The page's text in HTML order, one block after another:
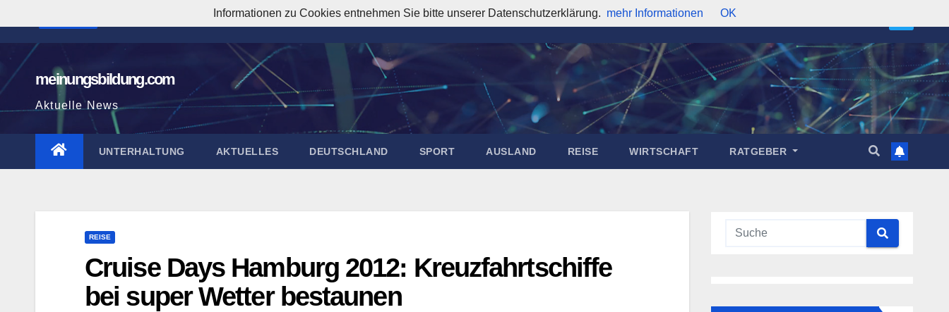
Inhalt
springen
meinungsbildung.com
Aktuelle News
UNTERHALTUNG AKTUELLES DEUTSCHLAND SPORT AUSLAND REISE WIRTSCHAFT RATGEBER
REISE
Cruise Days Hamburg 2012: Kreuzfahrtschiffe
bei super Wetter bestaunen
Informationen zu Cookies entnehmen Sie bitte unserer Datenschutzerklärung. mehr Informationen OK